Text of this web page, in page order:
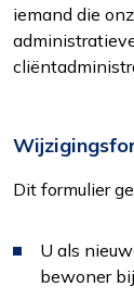
iemand die
Dit formulier
U als
bewoner